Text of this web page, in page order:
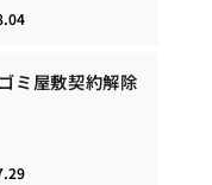
ミ屋敷契約解除